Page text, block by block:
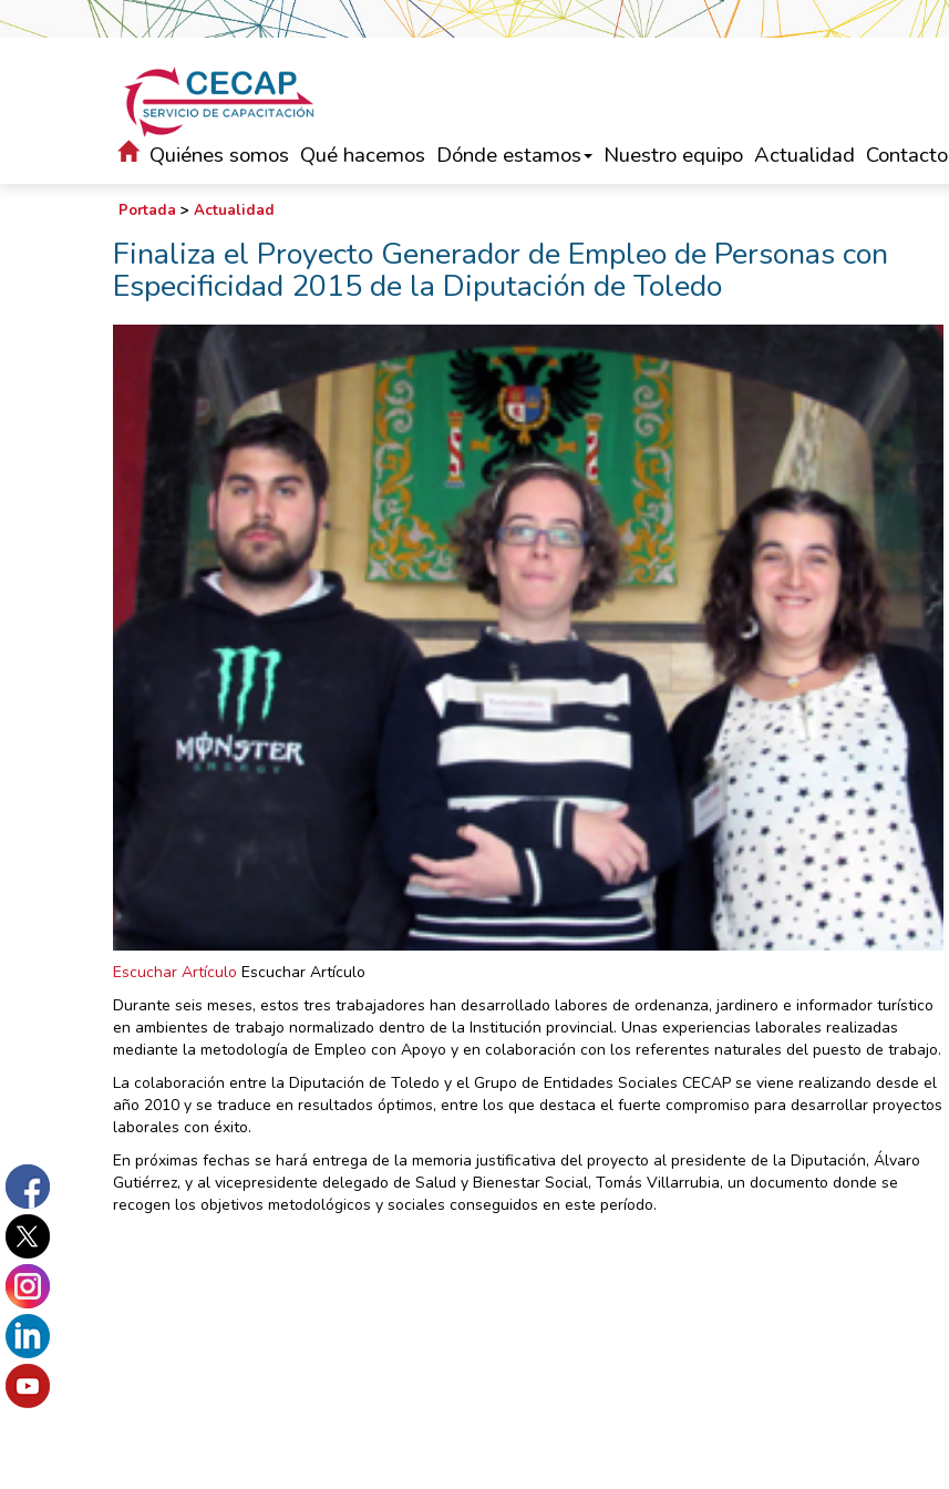
Quiénes somos Qué hacemos Dónde estamos Nuestro equipo Actualidad Contacto
Portada > Actualidad
Finaliza el Proyecto Generador de Empleo de Personas con
Especificidad 2015 de la Diputación de Toledo
Escuchar Artículo Escuchar Artículo
Durante seis meses, estos tres trabajadores han desarrollado labores de ordenanza, jardinero e informador turístico
en ambientes de trabajo normalizado dentro de la Institución provincial. Unas experiencias laborales realizadas
mediante la metodología de Empleo con Apoyo y en colaboración con los referentes naturales del puesto de trabajo.
La colaboración entre la Diputación de Toledo y el Grupo de Entidades Sociales CECAP se viene realizando desde el
año 2010 y se traduce en resultados óptimos, entre los que destaca el fuerte compromiso para desarrollar proyectos
laborales con éxito.
En próximas fechas se hará entrega de la memoria justificativa del proyecto al presidente de la Diputación, Álvaro
Gutiérrez, y al vicepresidente delegado de Salud y Bienestar Social, Tomás Villarrubia, un documento donde se
recogen los objetivos metodológicos y sociales conseguidos en este período.